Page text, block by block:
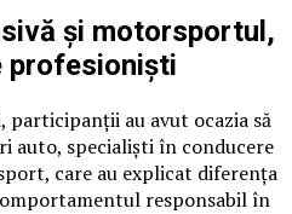
și motorsportul,
profesioniști
au avut ocazia să
auto, specialiști în conducere
care au explicat diferența
responsabil în